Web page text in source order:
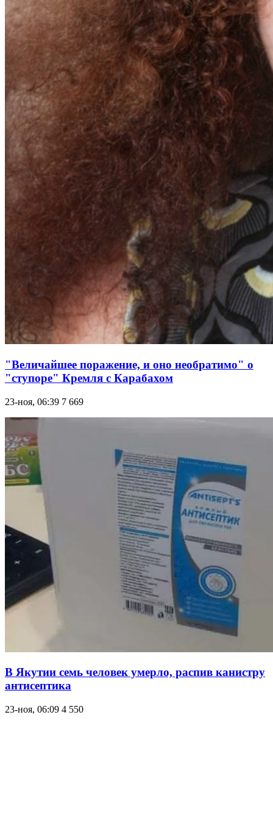
"Величайшее поражение, и оно необратимо" о
"ступоре" Кремля с Карабахом
23-ноя, 06:39 7 669
В Якутии семь человек умерло, распив канистру
антисептика
23-ноя, 06:09 4 550